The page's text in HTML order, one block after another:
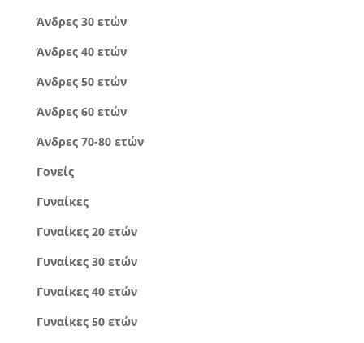
Άνδρες 30 ετών
Άνδρες 40 ετών
Άνδρες 50 ετών
Άνδρες 60 ετών
Άνδρες 70-80 ετών
Γονείς
Γυναίκες
Γυναίκες 20 ετών
Γυναίκες 30 ετών
Γυναίκες 40 ετών
Γυναίκες 50 ετών